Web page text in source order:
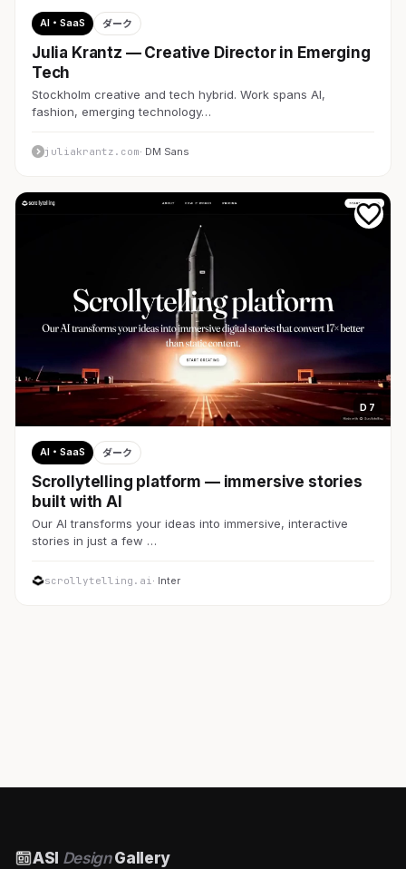
AI・SaaS ダーク
Julia Krantz — Creative Director in Emerging
Tech
Stockholm creative and tech hybrid. Work spans AI,
fashion, emerging technology…
juliakrantz.com· DM Sans
D 7
AI・SaaS ダーク
Scrollytelling platform — immersive stories
built with AI
Our AI transforms your ideas into immersive, interactive
stories in just a few …
scrollytelling.ai· Inter
ASI DesignGallery